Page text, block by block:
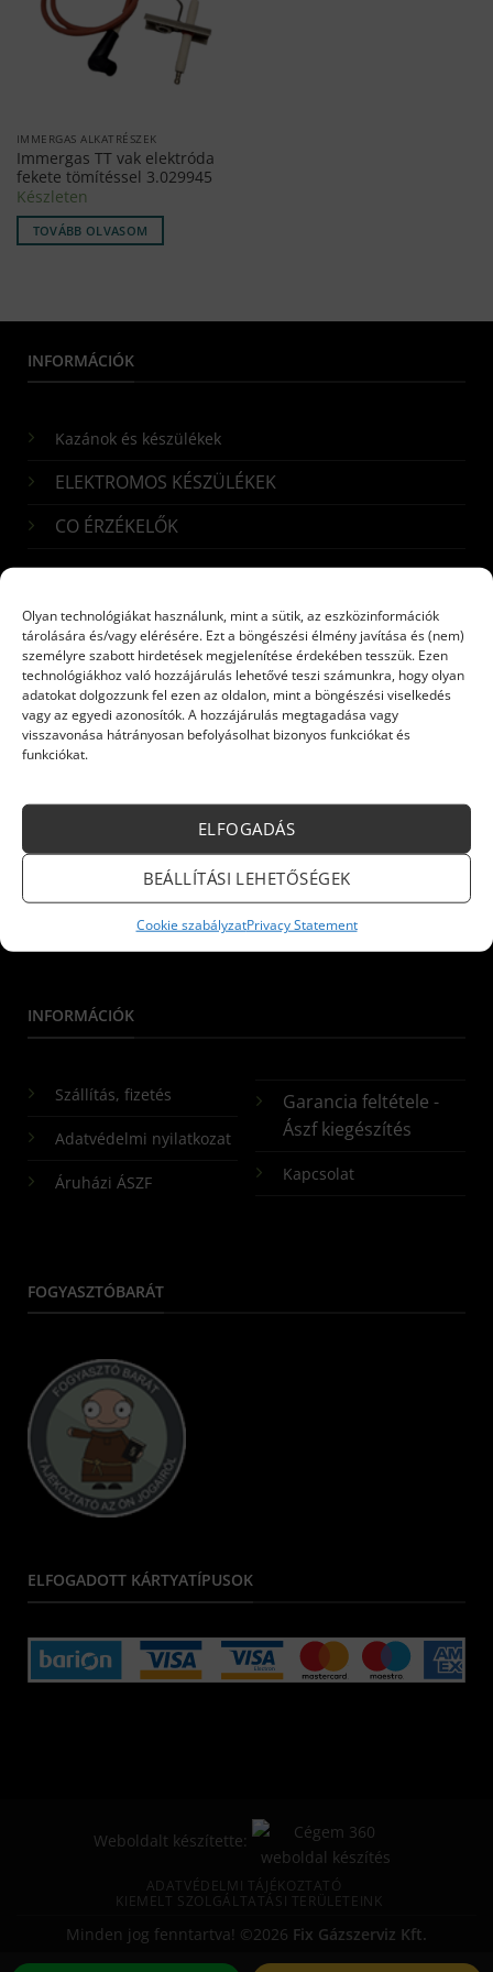
Olyan technológiákat használunk, mint a sütik, az eszközinformációk
tárolására és/vagy elérésére. Ezt a böngészési élmény javítása és (nem)
személyre szabott hirdetések megjelenítése érdekében tesszük. Ezen
technológiákhoz való hozzájárulás lehetővé teszi számunkra, hogy olyan
adatokat dolgozzunk fel ezen az oldalon, mint a böngészési viselkedés
vagy az egyedi azonosítók. A hozzájárulás megtagadása vagy
visszavonása hátrányosan befolyásolhat bizonyos funkciókat és
funkciókat.
ELFOGADÁS
BEÁLLÍTÁSI LEHETŐSÉGEK
Cookie szabályzatPrivacy Statement
IMMERGAS ALKATRÉSZEK
Immergas TT vak elektróda
fekete tömítéssel 3.029945
Készleten
TOVÁBB OLVASOM
INFORMÁCIÓK
Kazánok és készülékek
ELEKTROMOS KÉSZÜLÉKEK
CO ÉRZÉKELŐK
Név:*
E-mail:*
Küldés
INFORMÁCIÓK
Szállítás, fizetés
Adatvédelmi nyilatkozat
Áruházi ÁSZF
Garancia feltétele -
Ászf kiegészítés
Kapcsolat
FOGYASZTÓBARÁT
ELFOGADOTT KÁRTYATÍPUSOK
Weboldalt készítette:
ADATVÉDELMI TÁJÉKOZTATÓ
KIEMELT SZOLGÁLTATÁSI TERÜLETEINK
Minden jog fenntartva! ©2026 Fix Gázszerviz Kft.